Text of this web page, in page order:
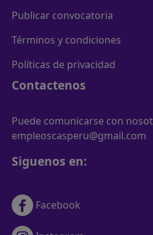
Publicar convocatoria
Términos y condiciones
Políticas de privacidad
Contactenos
Puede comunicarse con
empleoscasperu@gmail.com
Siguenos en:
Facebook